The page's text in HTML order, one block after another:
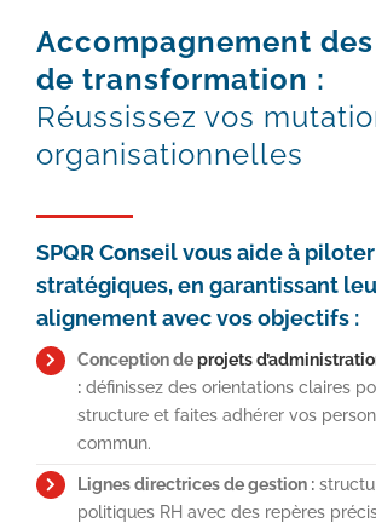
Accompagnement
de transformation :
Réussissez vos
organisationnelles
SPQR Conseil vous aide à
stratégiques, en garantissant
alignement avec vos objectifs:
Conception deprojets
:définissez des orientations claires
structure et faites adhérer vos
commun.
Lignes directrices de gestion :
politiques RH avec des repères